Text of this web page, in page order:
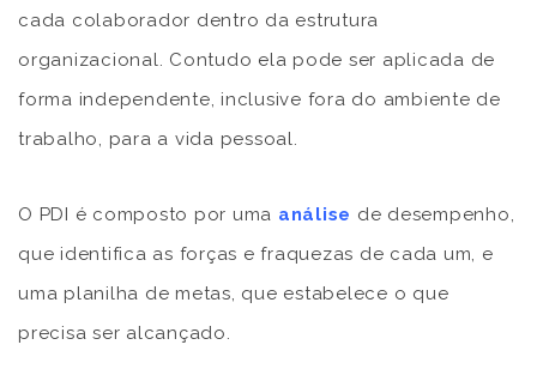
cada colaborador dentro da estrutura
organizacional. Contudo ela pode ser aplicada de
forma independente, inclusive fora do ambiente de
trabalho, para a vida pessoal.
O PDI é composto por uma análise de desempenho,
que identifica as forças e fraquezas de cada um, e
uma planilha de metas, que estabelece o que
precisa ser alcançado.